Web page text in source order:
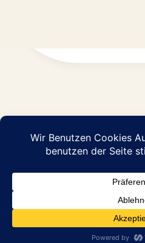
© 2026